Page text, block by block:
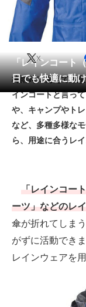
スポーツ・レジャー
パソコン・タブレット
ペット
工具・DIY
生活家電
空調・季節家電
メディア
ITの今と未来を
スマホと通信の
「レインコート
日でも快適に動
X
梅雨時に備えて用
インコートと言っ
や、キャンプやト
など、多種多様な
ら、用途に合うレ
「レインコー
ーツ」などのレ
傘が折れてしま
がずに活動でき
レインウェアを